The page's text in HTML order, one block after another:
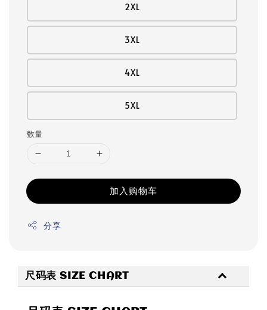
2XL
3XL
4XL
5XL
数量
加入购物车
分享
尺码表 SIZE CHART